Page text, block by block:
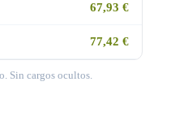
67,93 €
77,42 €
Sin cargos ocultos.